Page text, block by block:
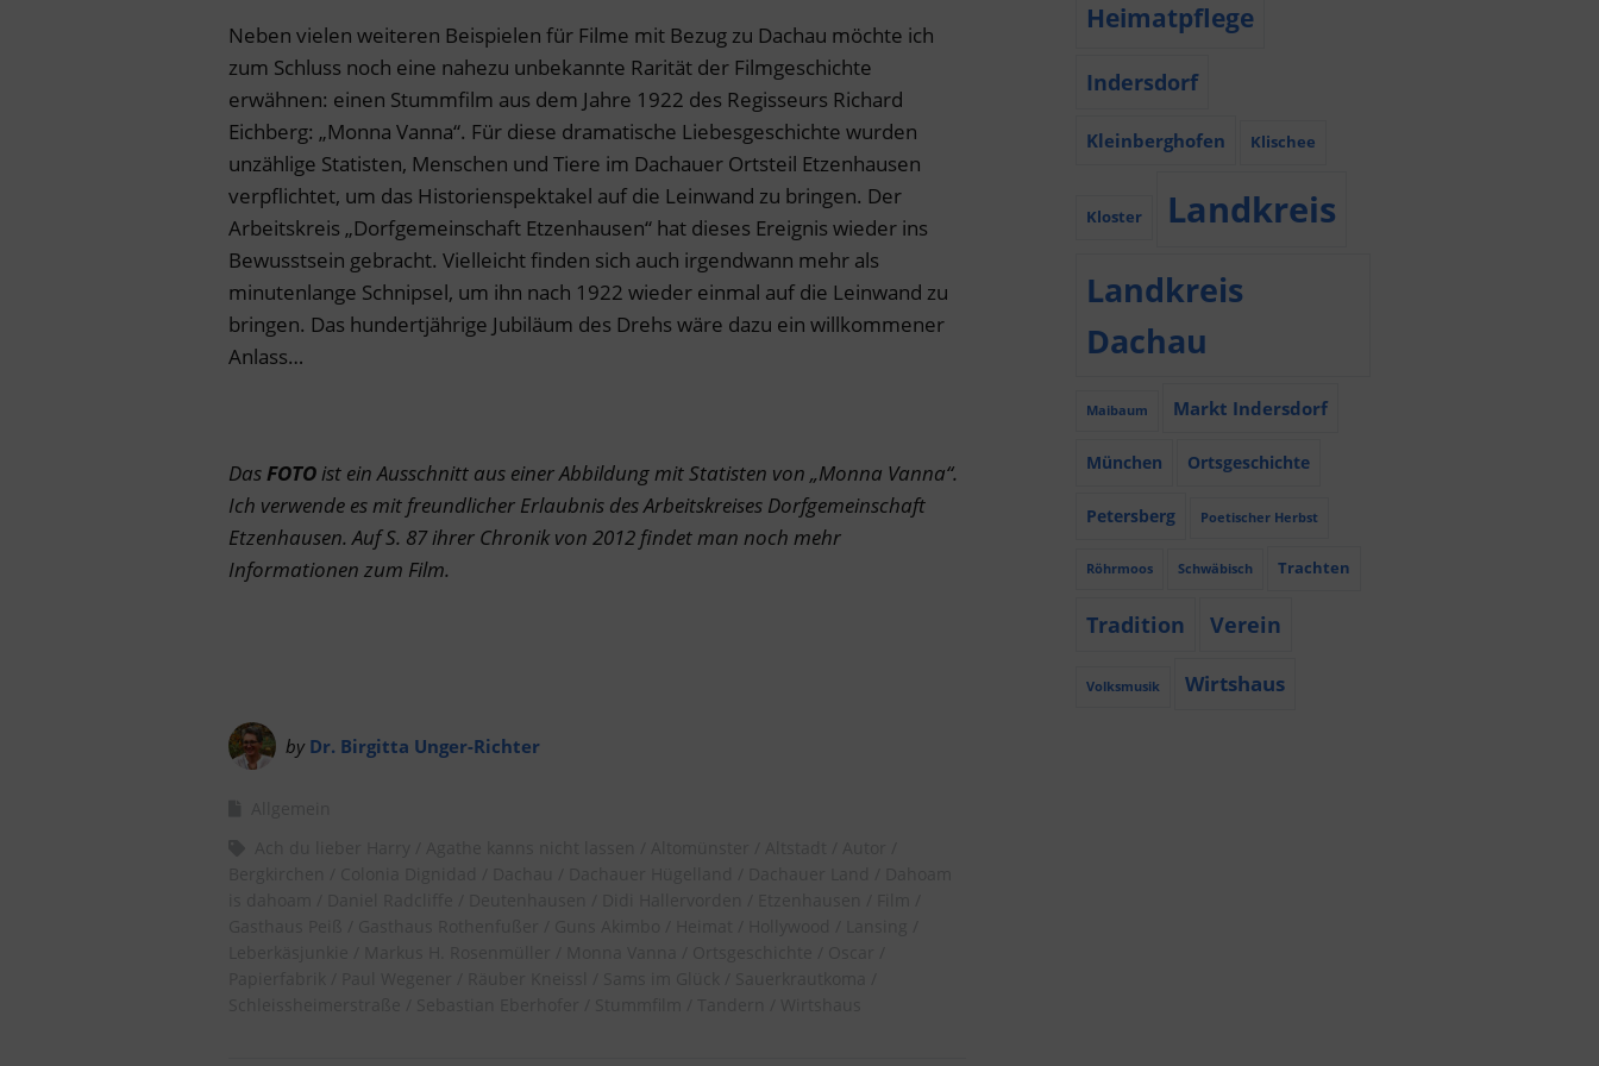
Neben vielen weiteren Beispielen für Filme mit Bezug zu Dachau möchte ich
zum Schluss noch eine nahezu unbekannte Rarität der Filmgeschichte
erwähnen: einen Stummfilm aus dem Jahre 1922 des Regisseurs Richard
Eichberg: „Monna Vanna“. Für diese dramatische Liebesgeschichte wurden
unzählige Statisten, Menschen und Tiere im Dachauer Ortsteil Etzenhausen
verpflichtet, um das Historienspektakel auf die Leinwand zu bringen. Der
Arbeitskreis „Dorfgemeinschaft Etzenhausen“ hat dieses Ereignis wieder ins
Bewusstsein gebracht. Vielleicht finden sich auch irgendwann mehr als
minutenlange Schnipsel, um ihn nach 1922 wieder einmal auf die Leinwand zu
bringen. Das hundertjährige Jubiläum des Drehs wäre dazu ein willkommener
Anlass…
DasFOTOist ein Ausschnitt aus einer Abbildung mit Statisten von „Monna Vanna“.
Ich verwende es mit freundlicher Erlaubnis des Arbeitskreises Dorfgemeinschaft
Etzenhausen. Auf S. 87 ihrer Chronik von 2012 findet man noch mehr
Informationen zum Film.
by Dr. Birgitta Unger-Richter
Heimatpflege
Indersdorf
Kleinberghofen Klischee
Kloster Landkreis
Landkreis
Dachau
Maibaum Markt Indersdorf
München Ortsgeschichte
Petersberg Poetischer Herbst
Röhrmoos Schwäbisch Trachten
Tradition Verein
Volksmusik Wirtshaus